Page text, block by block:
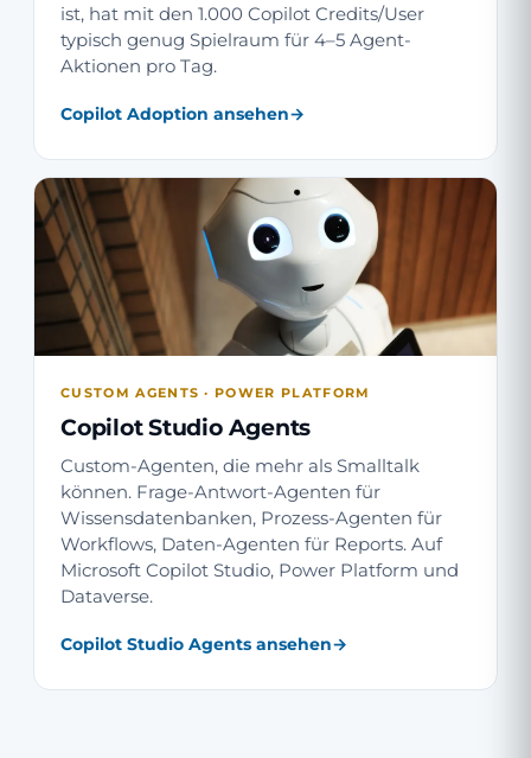
ist, hat mit den 1.000 Copilot Credits/User
typisch genug Spielraum für 4–5 Agent-
Aktionen pro Tag.
Copilot Adoption ansehen
CUSTOM AGENTS · POWER PLATFORM
Copilot Studio Agents
Custom-Agenten, die mehr als Smalltalk
können. Frage-Antwort-Agenten für
Wissensdatenbanken, Prozess-Agenten für
Workflows, Daten-Agenten für Reports. Auf
Microsoft Copilot Studio, Power Platform und
Dataverse.
Copilot Studio Agents ansehen